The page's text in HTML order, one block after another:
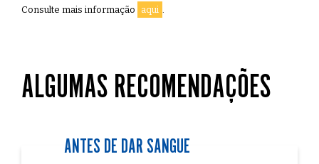
Consulte mais informação aqui .
ALGUMAS RECOMENDAÇÕES
ANTES DE DAR SANGUE